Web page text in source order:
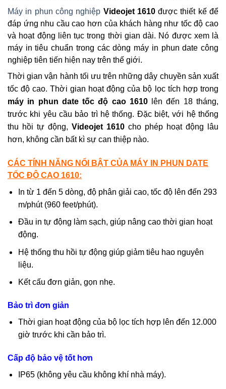
Máy in phun công nghiệp Videojet 1610được thiết kế để
đáp ứng nhu cầu cao hơn của khách hàng như tốc độ cao
và hoạt động liên tục trong thời gian dài. Nó được xem là
máy in tiêu chuẩn trong các dòng máy in phun date công
nghiệp tiên tiến hiện nay trên thế giới.
Thời gian vận hành tối ưu trên những dây chuyền sản xuất
tốc độ cao. Thời gian hoạt động của bộ lọc tích hợp trong
máy in phun date tốc độ cao 1610lên đến 18 tháng,
trước khi yêu cầu bảo trì hệ thống. Đặc biệt, với hệ thống
thu hồi tự động, Videojet 1610 cho phép hoạt động lâu
hơn, không cần bất kì sự can thiệp nào.
CÁC TÍNH NĂNG NỔI BẬT CỦA MÁY IN PHUN DATE
TỐC ĐỘ CAO 1610:
In từ 1 đến 5 dòng, độ phân giải cao, tốc độ lên đến 293
m/phút (960 feet/phút).
Đầu in tự động làm sạch, giúp nâng cao thời gian hoạt
động.
Hệ thống thu hồi tự động giúp giảm tiêu hao nguyên
liệu.
Kết cấu đơn giản, gọn nhẹ.
Bảo trì đơn giản
Thời gian hoạt động của bộ lọc tích hợp lên đến 12.000
giờ trước khi cần bảo trì.
Cấp độ bảo vệ tốt hơn
IP65 (không yêu cầu không khí nhà máy).